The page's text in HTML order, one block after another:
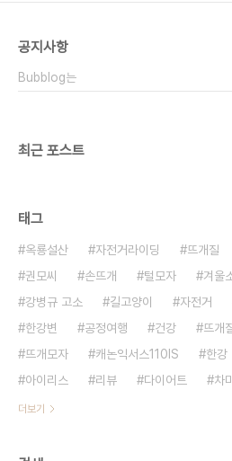
라고 할 수 있습니다. 남들이 왜 아직이냐 라고 물어
개인적으로는 아직 다이어트를 하지 못했기 때문입
공지사항
Bubblog는
최근 포스트
태그
옥룡설산 자전거라이딩 뜨개질
권모씨
손뜨개 털모자 겨울
강병규 고소
길고양이 자전거
한강변
공정여행 건강 뜨개
뜨개모자
캐논익서스110IS 한강
아이리스
리뷰 다이어트 차
더보기